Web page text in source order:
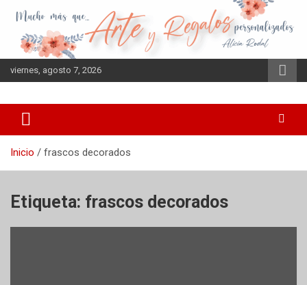
contenido
viernes, agosto 7, 2026
Inicio frascos decorados
Etiqueta: frascos decorados